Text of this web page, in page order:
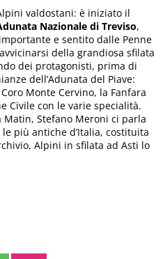
valdostani: è iniziato il
Nazionale di Treviso,
e sentito dalle Penne
della grandiosa sfilata
dei protagonisti, prima di
dell’Adunata del Piave:
Monte Cervino, la Fanfara
Civile con le varie specialità.
Matin, Stefano Meroni ci parla
più antiche d’Italia, costituita
Alpini in sfilata ad Asti lo